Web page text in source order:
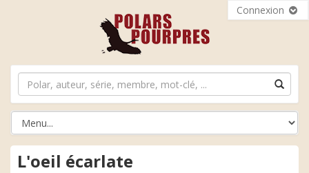
Connexion
L'oeil écarlate